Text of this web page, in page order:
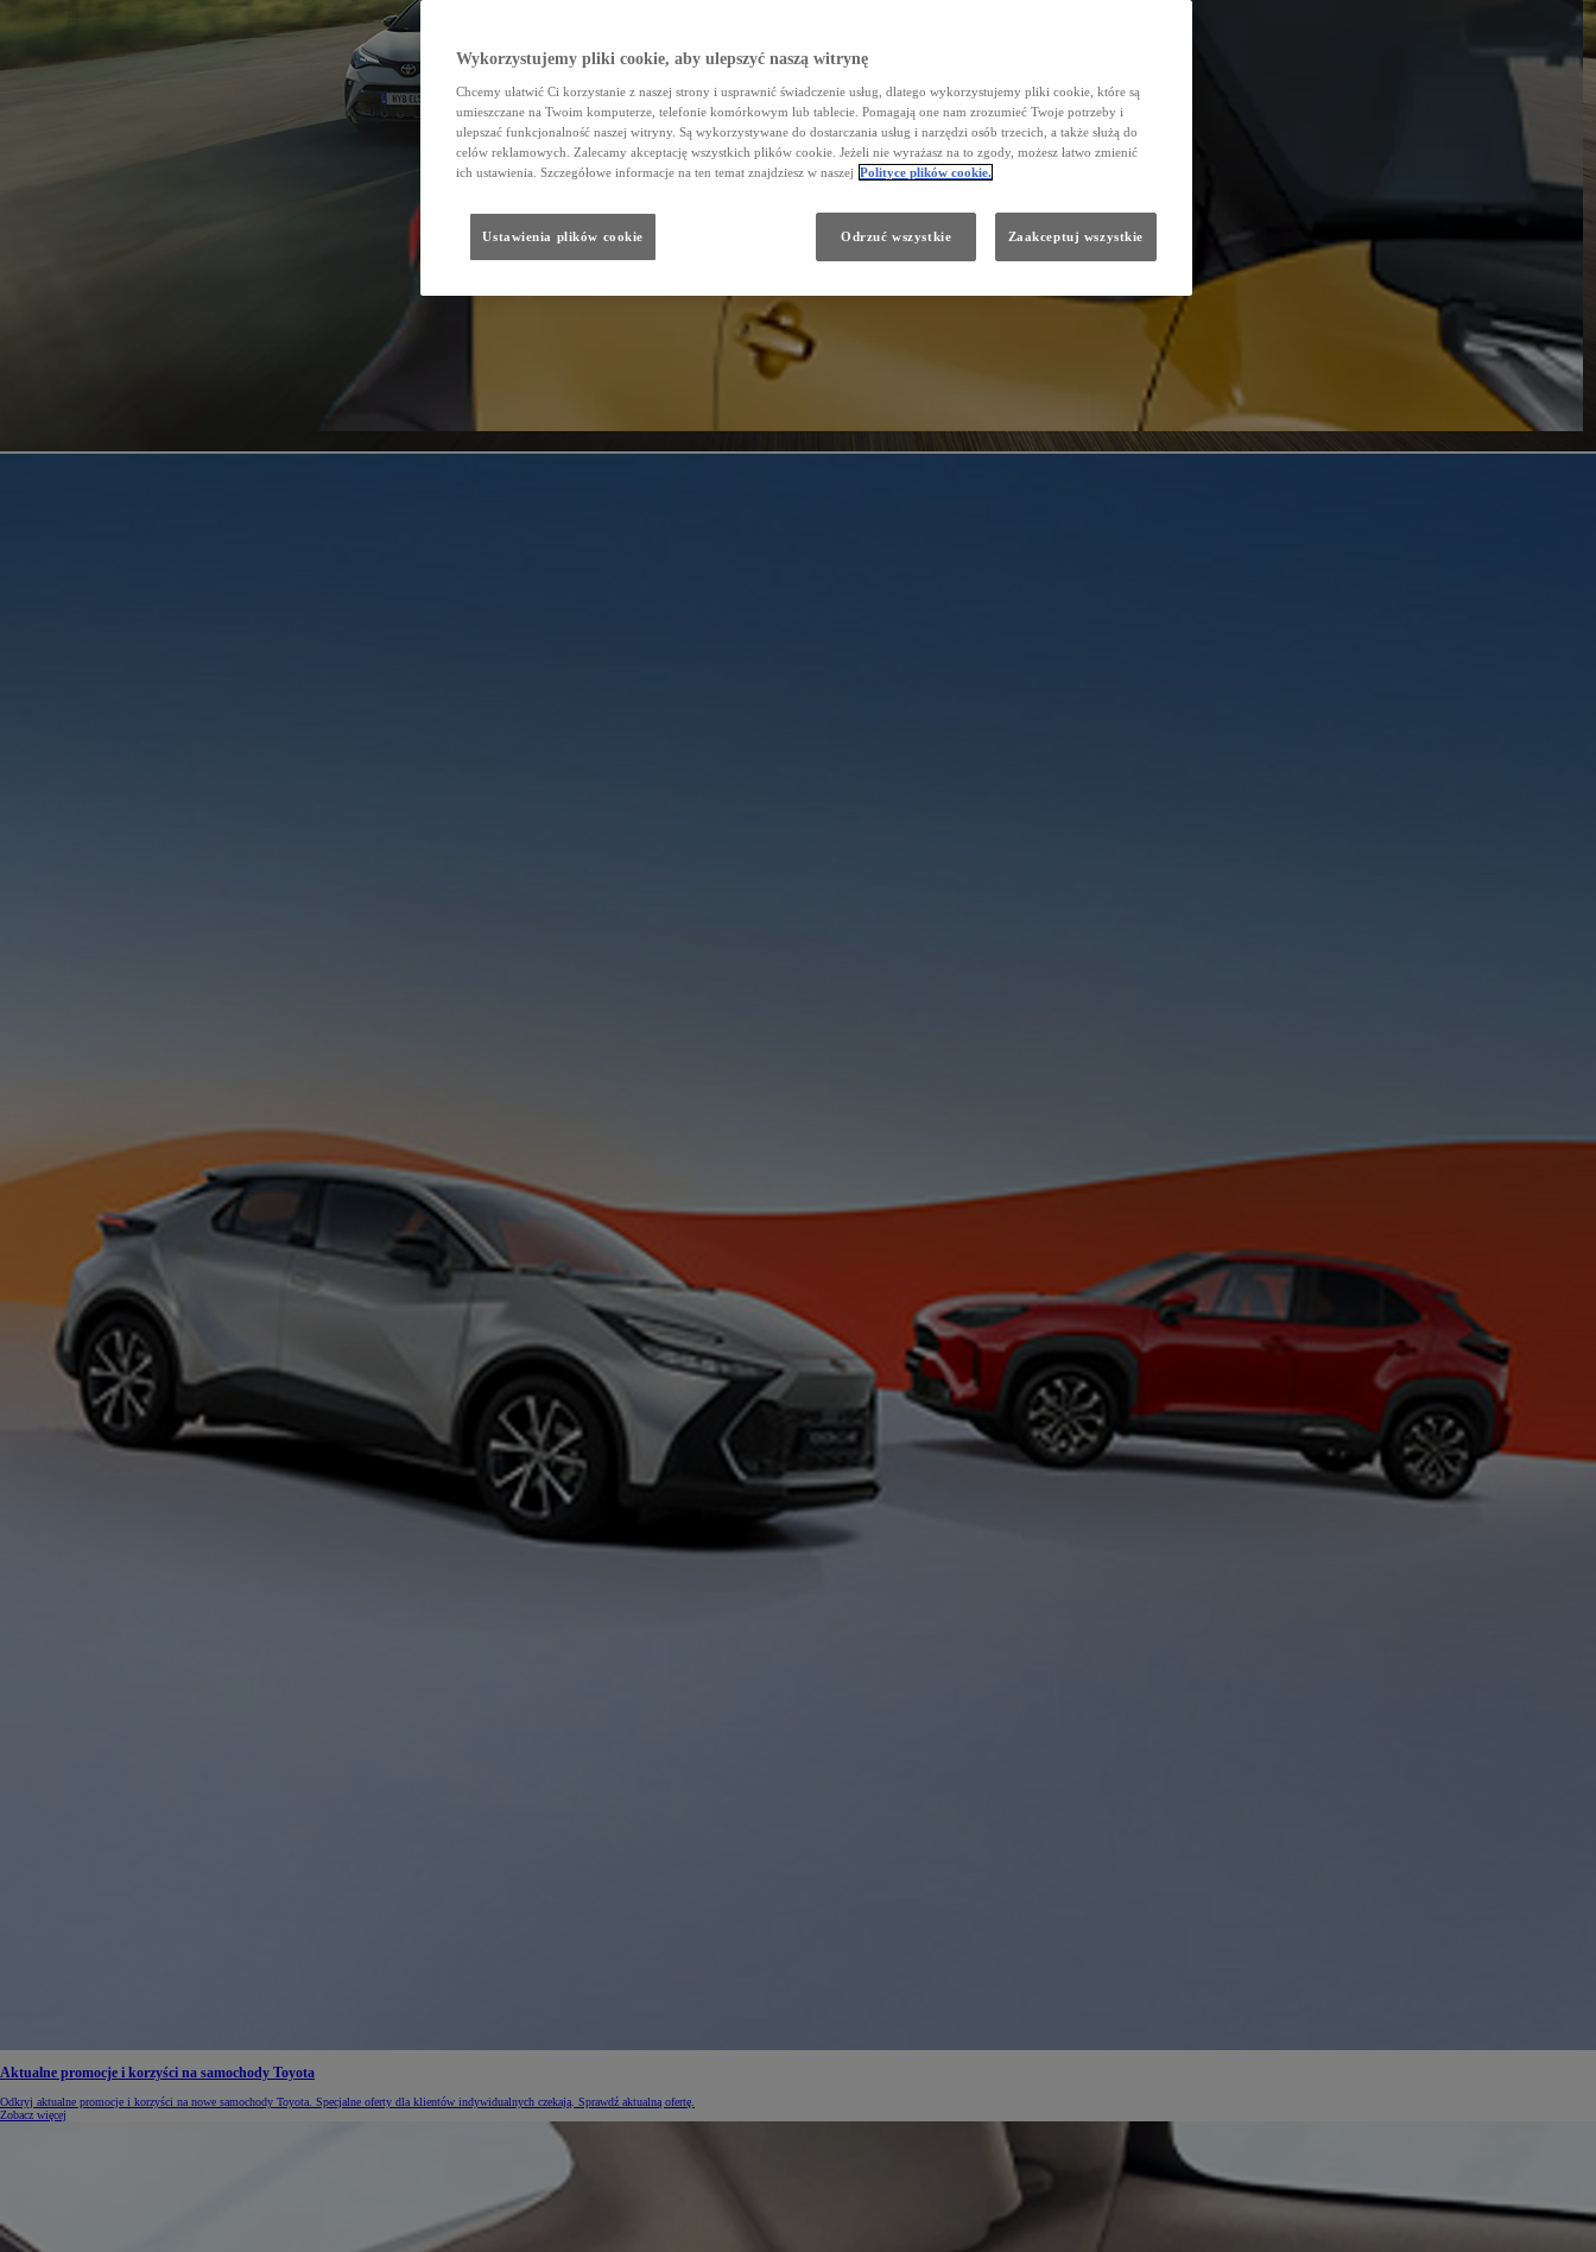
81 900 zł
Aktualne promocje i korzyści na samochody Toyota
Odkryj aktualne promocje i korzyści na nowe samochody Toyota. Specjalne oferty dla klientów indywidualnych czekają. Sprawdź aktualną ofertę.
Zobacz więcej
Wykorzystujemy pliki cookie, aby ulepszyć naszą witrynę
Chcemy ułatwić Ci korzystanie z naszej strony i usprawnić świadczenie usług, dlatego wykorzystujemy pliki cookie, które są
umieszczane na Twoim komputerze, telefonie komórkowym lub tablecie. Pomagają one nam zrozumieć Twoje potrzeby i
ulepszać funkcjonalność naszej witryny. Są wykorzystywane do dostarczania usług i narzędzi osób trzecich, a także służą do
celów reklamowych. Zalecamy akceptację wszystkich plików cookie. Jeżeli nie wyrażasz na to zgody, możesz łatwo zmienić
ich ustawienia. Szczegółowe informacje na ten temat znajdziesz w naszej Polityce plików cookie.
Ustawienia plików cookie Odrzuć wszystkie Zaakceptuj wszystkie